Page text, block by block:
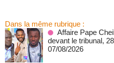
Dans la même rubrique :
Affaire Pape
devant le tribunal,
07/08/2026